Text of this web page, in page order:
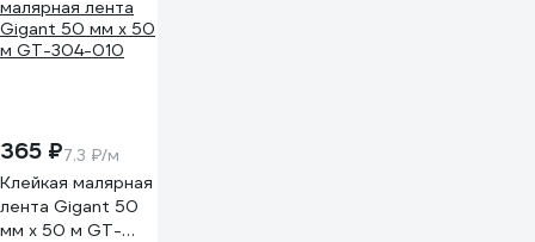
365 ₽7.3 ₽/м
Клейкая малярная
лента Gigant 50
мм х 50 м GT-